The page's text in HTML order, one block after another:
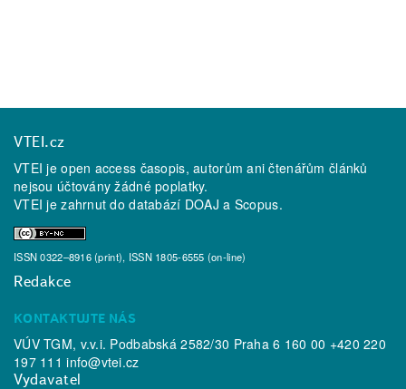
VTEI.cz
VTEI je open access časopis, autorům ani čtenářům článků
nejsou účtovány žádné poplatky.
VTEI je zahrnut do databází DOAJ a Scopus.
ISSN 0322–8916 (print), ISSN 1805-6555 (on-line)
Redakce
KONTAKTUJTE NÁS
VÚV TGM, v.v.i. Podbabská 2582/30 Praha 6 160 00 +420 220
197 111info@vtei.cz
Vydavatel